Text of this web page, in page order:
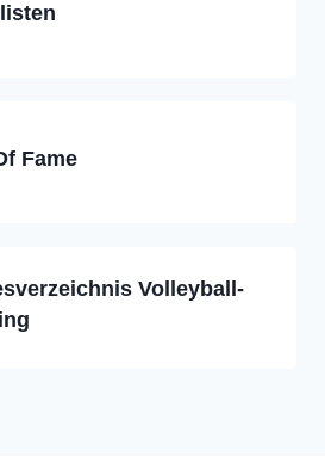
Fame
Volleyball-